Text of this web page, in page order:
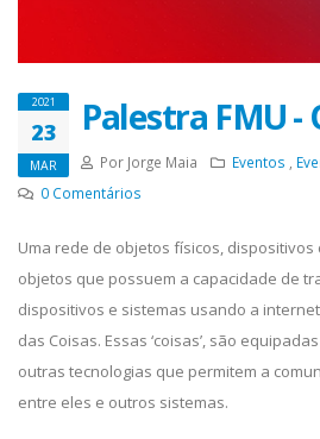
2021
23
MAR
Palestra FMU -
Por Jorge Maia Eventos ,
0 Comentários
Uma rede de objetos físicos,
objetos que possuem a capacidade de
dispositivos e sistemas usando a
das Coisas. Essas ‘coisas’, são
outras tecnologias que permitem a
entre eles e outros sistemas.